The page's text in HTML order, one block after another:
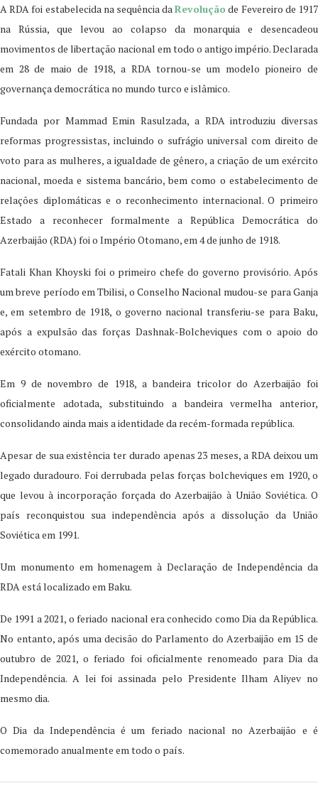
A RDA foi estabelecida na sequência daRevolução de Fevereiro de 1917
na Rússia, que levou ao colapso da monarquia e desencadeou
movimentos de libertação nacional em todo o antigo império. Declarada
em 28 de maio de 1918, a RDA tornou-se um modelo pioneiro de
governança democrática no mundo turco e islâmico.
Fundada por Mammad Emin Rasulzada, a RDA introduziu diversas
reformas progressistas, incluindo o sufrágio universal com direito de
voto para as mulheres, a igualdade de gênero, a criação de um exército
nacional, moeda e sistema bancário, bem como o estabelecimento de
relações diplomáticas e o reconhecimento internacional. O primeiro
Estado a reconhecer formalmente a República Democrática do
Azerbaijão (RDA) foi o Império Otomano, em 4 de junho de 1918.
Fatali Khan Khoyski foi o primeiro chefe do governo provisório. Após
um breve período em Tbilisi, o Conselho Nacional mudou-se para Ganja
e, em setembro de 1918, o governo nacional transferiu-se para Baku,
após a expulsão das forças Dashnak-Bolcheviques com o apoio do
exército otomano.
Em 9 de novembro de 1918, a bandeira tricolor do Azerbaijão foi
oficialmente adotada, substituindo a bandeira vermelha anterior,
consolidando ainda mais a identidade da recém-formada república.
Apesar de sua existência ter durado apenas 23 meses, a RDA deixou um
legado duradouro. Foi derrubada pelas forças bolcheviques em 1920, o
que levou à incorporação forçada do Azerbaijão à União Soviética. O
país reconquistou sua independência após a dissolução da União
Soviética em 1991.
Um monumento em homenagem à Declaração de Independência da
RDA está localizado em Baku.
De 1991 a 2021, o feriado nacional era conhecido como Dia da República.
No entanto, após uma decisão do Parlamento do Azerbaijão em 15 de
outubro de 2021, o feriado foi oficialmente renomeado para Dia da
Independência. A lei foi assinada pelo Presidente Ilham Aliyev no
mesmo dia.
O Dia da Independência é um feriado nacional no Azerbaijão e é
comemorado anualmente em todo o país.